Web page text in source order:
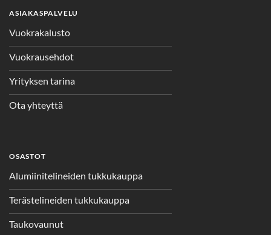
ASIAKASPALVELU
Vuokrakalusto
Vuokrausehdot
Yrityksen tarina
Ota yhteyttä
OSASTOT
Alumiinitelineiden tukkukauppa
Terästelineiden tukkukauppa
Taukovaunut